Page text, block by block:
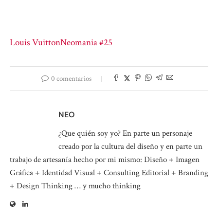
Louis VuittonNeomania #25
0 comentarios
NEO
¿Que quién soy yo? En parte un personaje
creado por la cultura del diseño y en parte un
trabajo de artesanía hecho por mi mismo: Diseño + Imagen
Gráfica + Identidad Visual + Consulting Editorial + Branding
+ Design Thinking … y mucho thinking